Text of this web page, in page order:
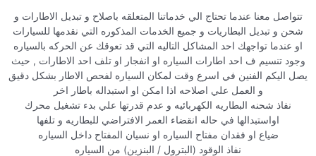
تتواصل معنا عندما تحتاج الي خدماتنا المتعلقه باصلاح و تبديل الاطارات و
شحن و تبديل البطاريات و جميع الخدمات المذكوره التي نقدمها للسيارات
او عندما تواجهك احد المشاكل التاليه التي قد تعوقك عن الحركه بالسياره
وجود تنسيم ف احد اطارات السياره او انفجار او تلف احد الاطارات , حيث
يصل اليكم الفنين في اسرع وقت لمكان السياره لفحص الاطار بشكل دقيق
و العمل علي اصلاحه اذا امكن او استبداله باطار اخر
نفاذ شحنه البطاريه الكهربائيه و عدم قدرتها علي بدء تشغيل محرك
اواستبدالها في حاله انقضاء العمر الافتراضي للبطاريه و تلفها
ضياع او فقدان مفتاح السياره او نسيان المفتاح داخل السياره
نفاذ الوقود (البترول / البنزين) من السياره